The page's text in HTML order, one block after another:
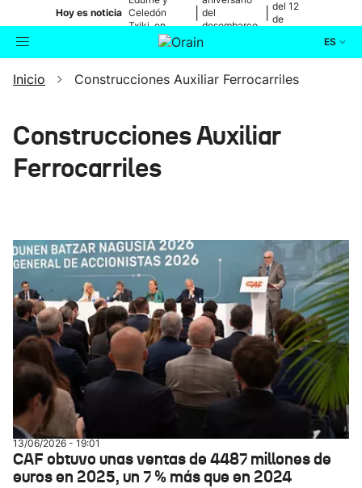
Hoy es noticia Celedón
Txiki, en
directo
del
desembarco
de Elkano
del 12
de
ES
Buscador Actualidad
Política
Cultura
Eguraldia
Inicio Construcciones Auxiliar Ferrocarriles
Construcciones Auxiliar
Ferrocarriles
13/06/2026 - 19:01
CAF obtuvo unas ventas de 4487 millones de
euros en 2025, un 7 % más que en 2024